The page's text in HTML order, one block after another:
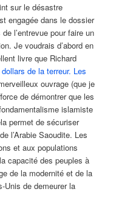
sur le désastre
engagée dans le dossier
l’entrevue pour faire un
Je voudrais d’abord en
livre que Richard
de la terreur. Les
ouvrage (que je
de démontrer que les
islamiste
permet de sécuriser
l’Arabie Saoudite. Les
et aux populations
capacité des peuples à
de la modernité et de la
Unis de demeurer la